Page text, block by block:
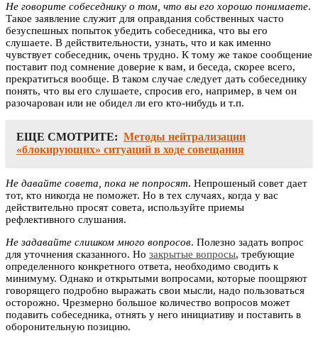
Не говорите собеседнику о том, что вы его хорошо понимаете.
Такое заявление служит для оправдания собственных часто
безуспешных попыток убедить собеседника, что вы его
слушаете. В действительности, узнать, что и как именно
чувствует собеседник, очень трудно. К тому же такое сообщение
поставит под сомнение доверие к вам, и беседа, скорее всего,
прекратиться вообще. В таком случае следует дать собеседнику
понять, что вы его слушаете, спросив его, например, в чем он
разочарован или не обидел ли его кто-нибудь и т.п.
ЕЩЕ СМОТРИТЕ: Методы нейтрализации
«блокирующих» ситуаций в ходе совещания
Не давайте совета, пока не попросят. Непрошеный совет дает
тот, кто никогда не поможет. Но в тех случаях, когда у вас
действительно просят совета, используйте приемы
рефлективного слушания.
Не задавайте слишком много вопросов. Полезно задать вопрос
для уточнения сказанного. Но закрытые вопросы, требующие
определенного конкретного ответа, необходимо сводить к
минимуму. Однако и открытыми вопросами, которые поощряют
говорящего подробно выражать свои мысли, надо пользоваться
осторожно. Чрезмерно большое количество вопросов может
подавить собеседника, отнять у него инициативу и поставить в
оборонительную позицию.